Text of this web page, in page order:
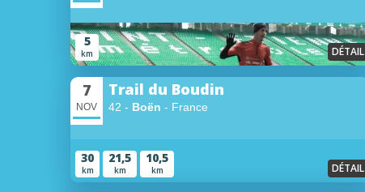
5
km DÉTAIL
7
NOV
Trail du Boudin
42 - Boën - France
30
km
21,5
km
10,5
km DÉTAIL